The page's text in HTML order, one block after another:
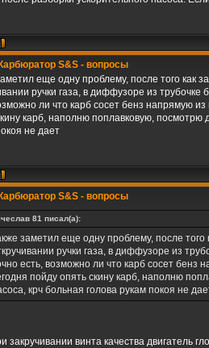
S&S - вопросы
еще одну проблему, после того как
ручки газа, в диффузоре из
ли что карб сосет бенз напрямую
карб, наполню поплавковую, посмотрю
не дает
S&S - вопросы
81 писал(а):
заметил еще одну проблему, после
ручки газа, в диффузоре из
есть, возможно ли что карб сосет бенз
пойду опять скину карб, наполню
крч больная голова рукам покоя не
закручивании винта качества двигатель